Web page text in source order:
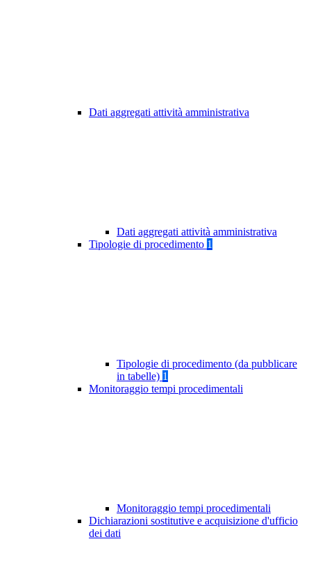
Dati aggregati attività amministrativa
Dati aggregati attività amministrativa
Tipologie di procedimento 1
Tipologie di procedimento (da pubblicare
in tabelle) 1
Monitoraggio tempi procedimentali
Monitoraggio tempi procedimentali
Dichiarazioni sostitutive e acquisizione d'ufficio
dei dati